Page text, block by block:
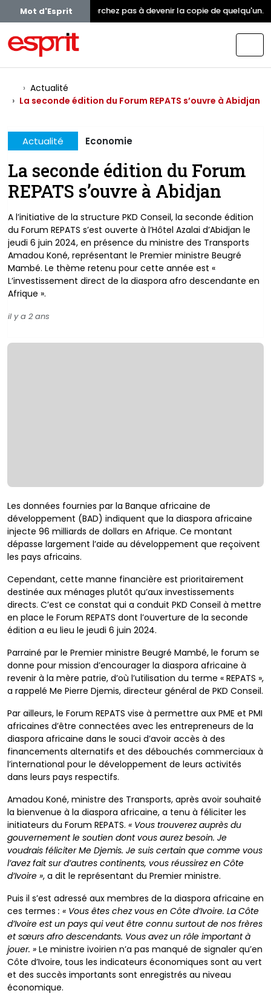
Mot d'EspritNe cherchez pas à devenir la copie de quelqu'un.
Actualité
La seconde édition du Forum REPATS s’ouvre à Abidjan
Actualité Economie
La seconde édition du Forum
REPATS s’ouvre à Abidjan
A l’initiative de la structure PKD Conseil, la seconde édition
du Forum REPATS s’est ouverte à l’Hôtel Azalai d’Abidjan le
jeudi 6 juin 2024, en présence du ministre des Transports
Amadou Koné, représentant le Premier ministre Beugré
Mambé. Le thème retenu pour cette année est «
L’investissement direct de la diaspora afro descendante en
Afrique ».
il y a 2 ans
Les données fournies par la Banque africaine de
développement (BAD) indiquent que la diaspora africaine
injecte 96 milliards de dollars en Afrique. Ce montant
dépasse largement l’aide au développement que reçoivent
les pays africains.
Cependant, cette manne financière est prioritairement
destinée aux ménages plutôt qu’aux investissements
directs. C’est ce constat qui a conduit PKD Conseil à mettre
en place le Forum REPATS dont l’ouverture de la seconde
édition a eu lieu le jeudi 6 juin 2024.
Parrainé par le Premier ministre Beugré Mambé, le forum se
donne pour mission d’encourager la diaspora africaine à
revenir à la mère patrie, d’où l’utilisation du terme « REPATS »,
a rappelé Me Pierre Djemis, directeur général de PKD Conseil.
Par ailleurs, le Forum REPATS vise à permettre aux PME et PMI
africaines d’être connectées avec les entrepreneurs de la
diaspora africaine dans le souci d’avoir accès à des
financements alternatifs et des débouchés commerciaux à
l’international pour le développement de leurs activités
dans leurs pays respectifs.
Amadou Koné, ministre des Transports, après avoir souhaité
la bienvenue à la diaspora africaine, a tenu à féliciter les
initiateurs du Forum REPATS. « Vous trouverez auprès du
gouvernement le soutien dont vous aurez besoin. Je
voudrais féliciter Me Djemis. Je suis certain que comme vous
l’avez fait sur d’autres continents, vous réussirez en Côte
d’Ivoire », a dit le représentant du Premier ministre.
Puis il s’est adressé aux membres de la diaspora africaine en
ces termes : « Vous êtes chez vous en Côte d’Ivoire. La Côte
d’Ivoire est un pays qui veut être connu surtout de nos frères
et sœurs afro descendants. Vous avez un rôle important à
jouer. » Le ministre ivoirien n’a pas manqué de signaler qu’en
Côte d’Ivoire, tous les indicateurs économiques sont au vert
et des succès importants sont enregistrés au niveau
économique.